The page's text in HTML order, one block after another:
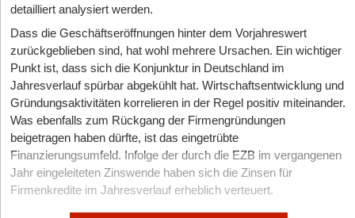
detailliert analysiert werden.
Dass die Geschäftseröffnungen hinter dem Vorjahreswert
zurückgeblieben sind, hat wohl mehrere Ursachen. Ein wichtiger
Punkt ist, dass sich die Konjunktur in Deutschland im
Jahresverlauf spürbar abgekühlt hat. Wirtschaftsentwicklung und
Gründungsaktivitäten korrelieren in der Regel positiv miteinander.
Was ebenfalls zum Rückgang der Firmengründungen
beigetragen haben dürfte, ist das eingetrübte
Finanzierungsumfeld. Infolge der durch die EZB im vergangenen
Jahr eingeleiteten Zinswende haben sich die Zinsen für
Firmenkredite im Jahresverlauf erheblich verteuert.